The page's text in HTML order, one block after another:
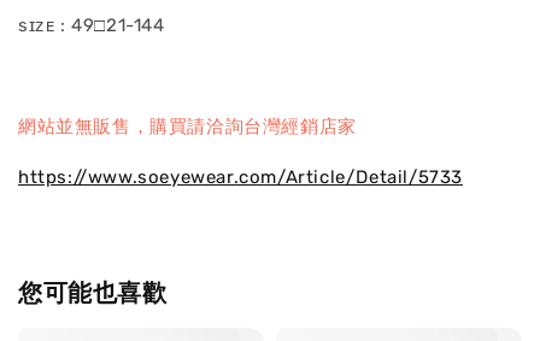
sɪᴢᴇ : 49□21-144
網站並無販售，購買請洽詢台灣經銷店家
https://www.soeyewear.com/Article/Detail/5733
您可能也喜歡